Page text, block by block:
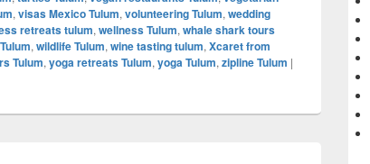
, visas Mexico Tulum, volunteering Tulum, wedding
retreats tulum, wellness Tulum, whale shark tours
, wildlife Tulum, wine tasting tulum, Xcaret from
Tulum, yoga retreats Tulum, yoga Tulum, zipline Tulum |